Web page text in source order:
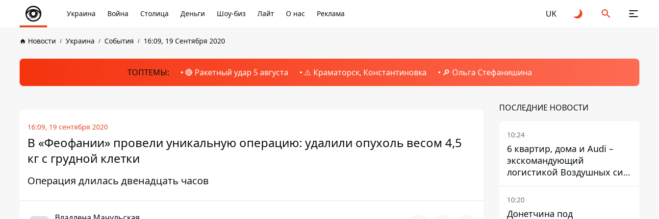
Украина Война Столица Деньги Шоу-биз Лайт О нас Реклама UK
Новости Украина События 16:09, 19 Сентября 2020
ТОПТЕМЫ: 🔴 Ракетный удар 5 августа ⚠️ Краматорск, Константиновка 🔎 Ольга Стефанишина
16:09, 19 сентября 2020
В «Феофании» провели уникальную операцию: удалили опухоль весом 4,5
кг с грудной клетки
Операция длилась двенадцать часов
ПОСЛЕДНИЕ НОВОСТИ
10:24
6 квартир, дома и Audi –
экскомандующий
логистикой Воздушных сил
ВСУ получил новое
подозрение
10:20
Донетчина под